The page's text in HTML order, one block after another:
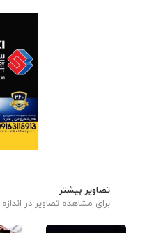
تصاویر بیشتر
برای مشاهده تصاویر در اندازه